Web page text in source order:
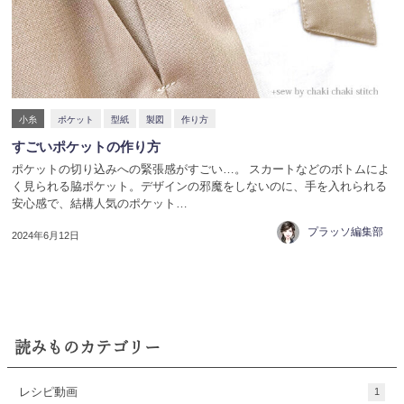
小糸 ポケット 型紙 製図 作り方
すごいポケットの作り方
ポケットの切り込みへの緊張感がすごい…。 スカートなどのボトムによ
く見られる脇ポケット。デザインの邪魔をしないのに、手を入れられる
安心感で、結構人気のポケット…
2024年6月12日 プラッソ編集部
読みものカテゴリー
レシピ動画 1